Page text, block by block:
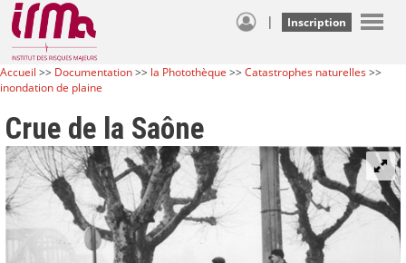
| Inscription
Accueil >> Documentation>> la Photothèque >>Catastrophes naturelles>>
inondation de plaine
Crue de la Saône